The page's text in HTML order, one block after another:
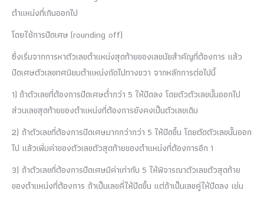
ตำแหน่งที่เกินออกไป
โดยใช้การปัดเศษ (rounding off)
ซึ่งเริ่มจากการหาตัวเลขตำแหน่งสุดท้ายของเลขนัยสำคัญที่ต้องการ แล้ว
ปัดเศษตัวเลขทศนิยมตำแหน่งถัดไปทางขวา จากหลักการต่อไปนี้
1) ถ้าตัวเลขที่ต้องการปัดเศษต่ำกว่า 5 ให้ปัดลง โดยตัวตัวเลขนั้นออกไป
ส่วนเลขสุดท้ายของตำแหน่งที่ต้องการยังคงเป็นตัวเลขเดิม
2) ถ้าตัวเลขที่ต้องการปัดเศษมากกว่ากว่า 5 ให้ปัดขึ้น โดยตัดตัวเลขนั้นออก
ไป แล้วเพิ่มค่าของตัวเลขตัวสุดท้ายของตำแหน่งที่ต้องการอีก 1
3) ถ้าตัวเลขที่ต้องการปัดเศษมีค่าเท่ากับ 5 ให้พิจารณาตัวเลขตัวสุดท้าย
ของตำแหน่งที่ต้องการ ถ้าเป็นเลขคี่ให้ปัดขึ้น แต่ถ้าเป็นเลขคู่ให้ปัดลง เช่น